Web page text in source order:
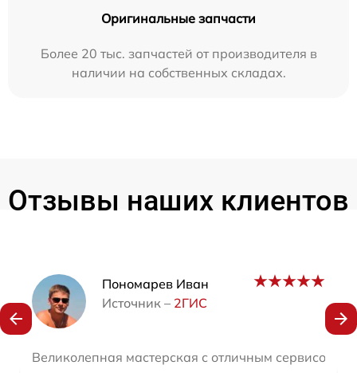
Оригинальные запчасти
Более 20 тыс. запчастей от производителя в
наличии на собственных складах.
Отзывы наших клиентов
Пономарев Иван
Источник – 2ГИС
Великолепная мастерская с отличным сервисом.
Наши мастера